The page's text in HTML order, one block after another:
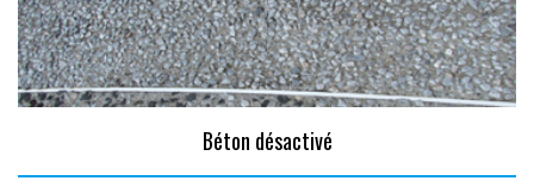
Béton désactivé